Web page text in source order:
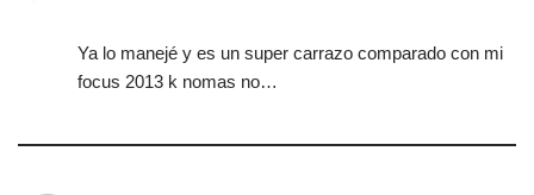
Ya lo manejé y es un super carrazo comparado con mi
focus 2013 k nomas no…